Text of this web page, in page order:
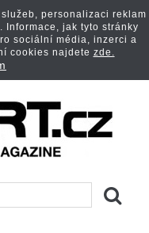
personalizaci reklam
Informace, jak tyto stránky
sociální média, inzerci a
cookies najdete zde.